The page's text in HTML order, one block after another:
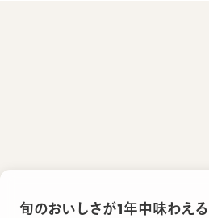
旬のおいしさが1年中味わえ